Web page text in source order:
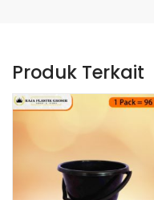
Produk Terkait